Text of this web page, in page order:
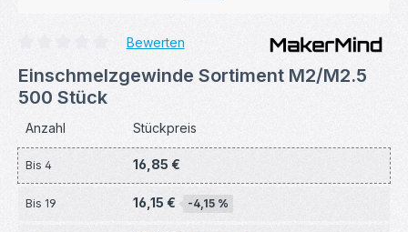
Bewerten
Einschmelzgewinde Sortiment M2/M2.5
500 Stück
Anzahl Stückpreis
Bis 4 16,85 €
Bis 19 16,15 € -4,15 %